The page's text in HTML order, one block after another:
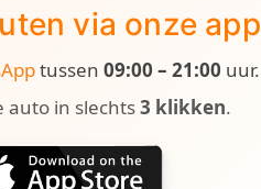
via onze app
tussen 09:00 – 21:00 uur.
auto in slechts3 klikken.